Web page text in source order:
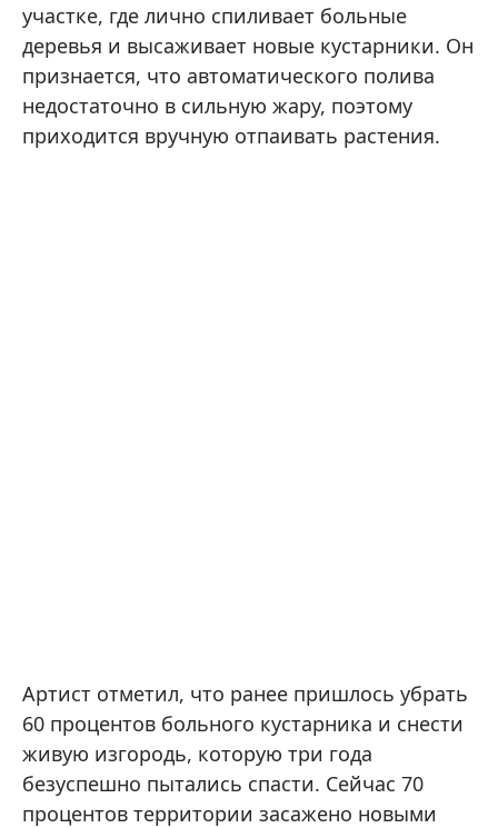
участке, где лично спиливает больные
деревья и высаживает новые кустарники. Он
признается, что автоматического полива
недостаточно в сильную жару, поэтому
приходится вручную отпаивать растения.
Артист отметил, что ранее пришлось убрать
60 процентов больного кустарника и снести
живую изгородь, которую три года
безуспешно пытались спасти. Сейчас 70
процентов территории засажено новыми